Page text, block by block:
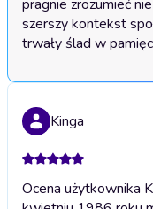
pragnie zrozumieć
szerszy kontekst
trwały ślad w
Kinga
Ocena użytkownika